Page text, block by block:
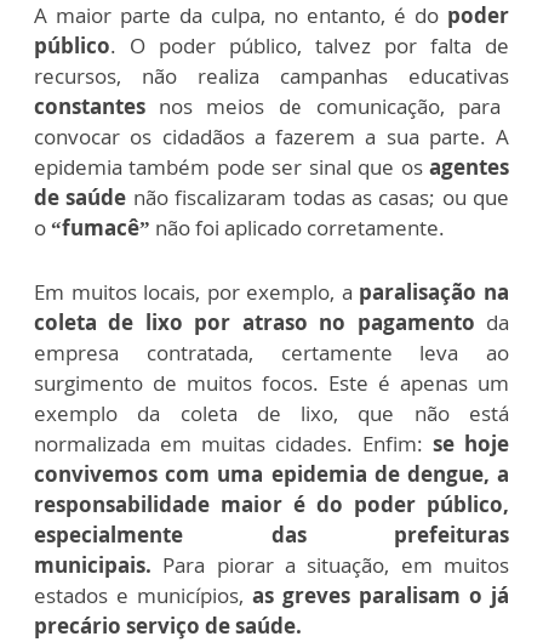
A maior parte da culpa, no entanto, é do poder
público. O poder público, talvez por falta de
recursos, não realiza campanhas educativas
constantes nos meios de comunicação, para
convocar os cidadãos a fazerem a sua parte. A
epidemia também pode ser sinal que os agentes
de saúde não fiscalizaram todas as casas; ou que
o“fumacê” não foi aplicado corretamente.
Em muitos locais, por exemplo, a paralisação na
coleta de lixo por atraso no pagamento da
empresa contratada, certamente leva ao
surgimento de muitos focos. Este é apenas um
exemplo da coleta de lixo, que não está
normalizada em muitas cidades. Enfim: se hoje
convivemos com uma epidemia de dengue, a
responsabilidade maior é do poder público,
especialmente das prefeituras
municipais. Para piorar a situação, em muitos
estados e municípios, as greves paralisam o já
precário serviço de saúde.